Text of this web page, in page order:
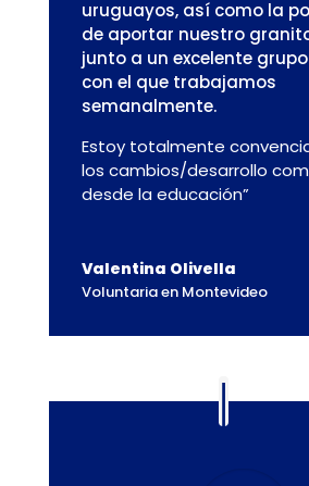
uruguayos, así como la
de aportar nuestro
junto a un excelente
con el que trabajamos
semanalmente.
Estoy totalmente
los cambios/desarrollo
desde la educación”
Valentina Olivella
Voluntaria en Montevideo